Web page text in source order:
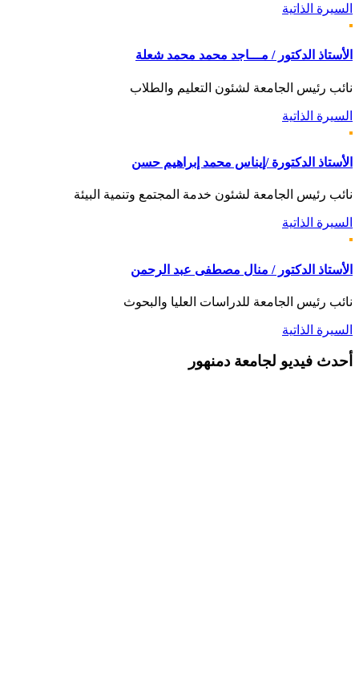
السيرة الذاتية
الأستاذ الدكتور / مـــاجد محمد محمد شعلة
نائب رئيس الجامعة لشئون التعليم والطلاب
السيرة الذاتية
الأستاذ الدكتورة /إيناس محمد إبراهيم حسن
نائب رئيس الجامعة لشئون خدمة المجتمع وتنمية البيئة
السيرة الذاتية
الأستاذ الدكتور / منال مصطفى عبد الرحمن
نائب رئيس الجامعة للدراسات العليا والبحوث
السيرة الذاتية
أحدث فيديو لجامعة دمنهور